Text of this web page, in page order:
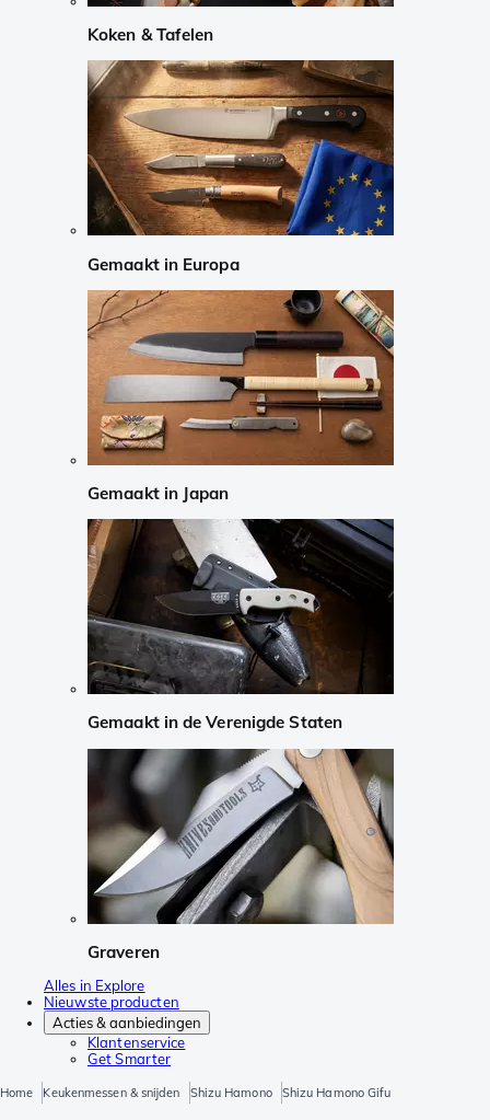
Koken & Tafelen
Gemaakt in Europa
Gemaakt in Japan
Gemaakt in de Verenigde Staten
Graveren
Alles in Explore
Nieuwste producten
Acties & aanbiedingen
Klantenservice
Get Smarter
Home Keukenmessen & snijden Shizu Hamono Shizu Hamono Gifu